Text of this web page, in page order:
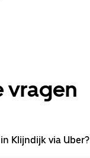
vragen
Klijndijk via Uber?